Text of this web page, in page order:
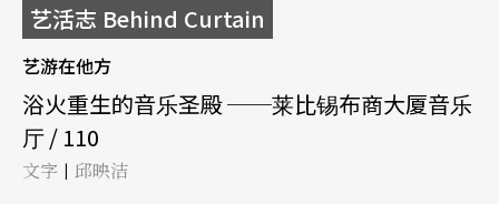
艺活志 Behind Curtain
艺游在他方
浴火重生的音乐圣殿 ──莱比锡布商大厦音乐
厅 / 110
文字 | 邱映洁